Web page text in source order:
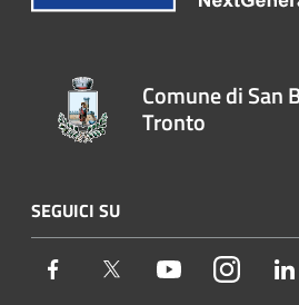
Comune di San
Tronto
SEGUICI SU
Facebook Twitter Youtube